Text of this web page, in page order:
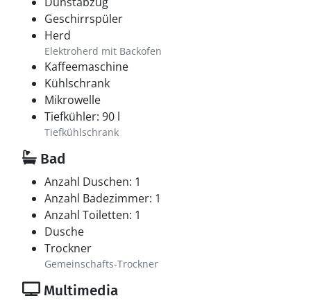
Geschirrspüler
Herd
Elektroherd mit Backofen
Kaffeemaschine
Kühlschrank
Mikrowelle
Tiefkühler: 90 l
Tiefkühlschrank
Bad
Anzahl Duschen: 1
Anzahl Badezimmer: 1
Anzahl Toiletten: 1
Dusche
Trockner
Gemeinschafts-Trockner
Multimedia